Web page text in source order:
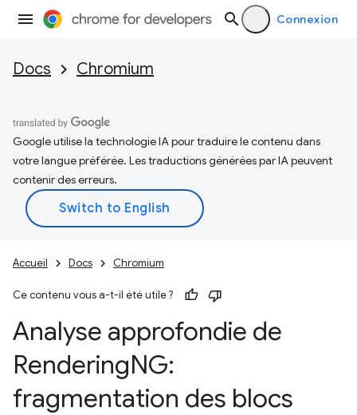
Connexion
Docs Chromium
Google utilise la technologie IA pour traduire le contenu dans
votre langue préférée. Les traductions générées par IA peuvent
contenir des erreurs.
Accueil Docs Chromium
Ce contenu vous a-t-il été utile ?
Analyse approfondie de
RenderingNG:
fragmentation des blocs